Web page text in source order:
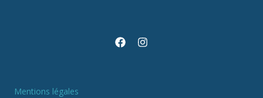
Mentions légales